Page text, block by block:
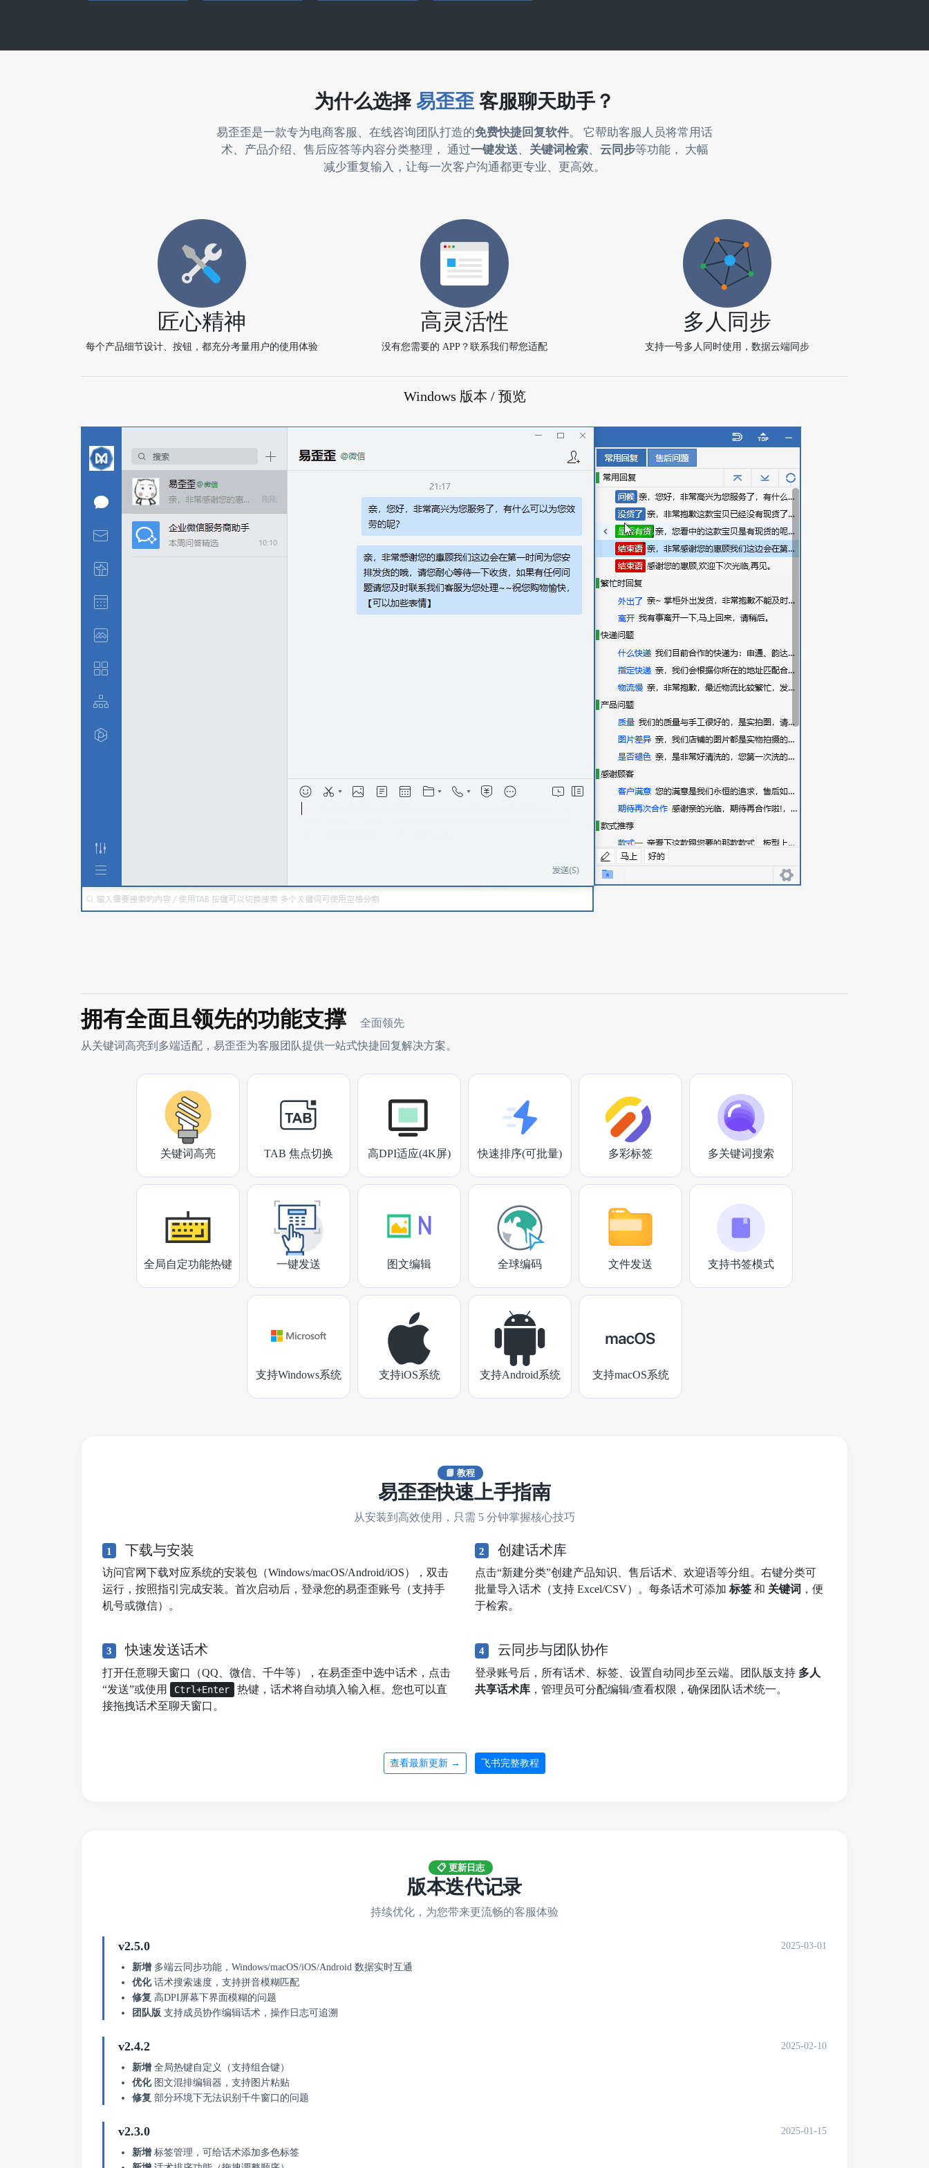
为什么选择 易歪歪 客服聊天助手？
易歪歪是一款专为电商客服、在线咨询团队打造的免费快捷回复软件 。 它帮助客服人员将常用话
术、产品介绍、售后应答等内容分类整理， 通过一键发送 关键词检索、 云同步等功能， 大幅
减少重复输入，让每一次客户沟通都更专业、更高效。
匠心精神
每个产品细节设计、按钮，都充分考量用户的使用体验
高灵活性
没有您需要的 APP？联系我们帮您适配
多人同步
支持一号多人同时使用，数据云端同步
Windows 版本 / 预览
拥有全面且领先的功能支撑 全面领先
从关键词高亮到多端适配，易歪歪为客服团队提供一站式快捷回复解决方案。
关键词高亮 TAB 焦点切换 高DPI适应(4K屏) 快速排序(可批量) 多彩标签 多关键词搜索
全局自定功能热键 一键发送 图文编辑 全球编码 文件发送 支持书签模式
支持Windows系统 支持iOS系统 支持Android系统 支持macOS系统
📘 教程
易歪歪快速上手指南
从安装到高效使用，只需 5 分钟掌握核心技巧
1 下载与安装
访问官网下载对应系统的安装包（Windows/macOS/Android/iOS），双击
运行，按照指引完成安装。首次启动后，登录您的易歪歪账号（支持手
机号或微信）。
2 创建话术库
点击“新建分类”创建产品知识、售后话术、欢迎语等分组。右键分类可
批量导入话术（支持 Excel/CSV）。每条话术可添加 标签 和 关键词 ，便
于检索。
3 快速发送话术
打开任意聊天窗口（QQ、微信、千牛等），在易歪歪中选中话术，点击
“发送”或使用
Ctrl+Enter
热键，话术将自动填入输入框。您也可以直
接拖拽话术至聊天窗口。
4 云同步与团队协作
登录账号后，所有话术、标签、设置自动同步至云端。团队版支持 多人
共享话术库 ，管理员可分配编辑/查看权限，确保团队话术统一。
查看最新更新 → 飞书完整教程
📋 更新日志
版本迭代记录
持续优化，为您带来更流畅的客服体验
v2.5.0 2025-03-01
新增 多端云同步功能，Windows/macOS/iOS/Android 数据实时互通
优化话术搜索速度，支持拼音模糊匹配
修复 高DPI屏幕下界面模糊的问题
团队版 支持成员协作编辑话术，操作日志可追溯
v2.4.2 2025-02-10
新增 全局热键自定义（支持组合键）
优化图文混排编辑器，支持图片粘贴
修复 部分环境下无法识别千牛窗口的问题
v2.3.0 2025-01-15
新增 标签管理，可给话术添加多色标签